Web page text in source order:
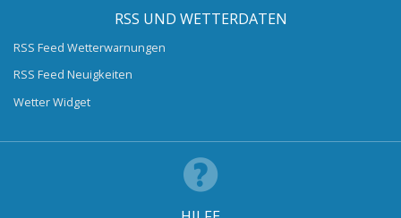
RSS UND WETTERDATEN
RSS Feed Wetterwarnungen
RSS Feed Neuigkeiten
Wetter Widget